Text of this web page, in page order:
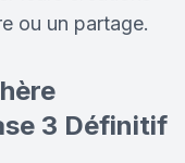
ou un partage.
3 Définitif